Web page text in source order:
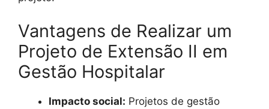
Vantagens de Realizar um
Projeto de Extensão II em
Gestão Hospitalar
Impacto social: Projetos de gestão